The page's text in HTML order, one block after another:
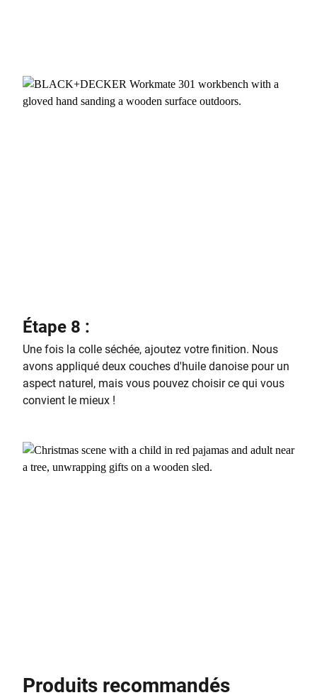
Étape 8 :
Une fois la colle séchée, ajoutez votre finition. Nous
avons appliqué deux couches d'huile danoise pour un
aspect naturel, mais vous pouvez choisir ce qui vous
convient le mieux !
Produits recommandés